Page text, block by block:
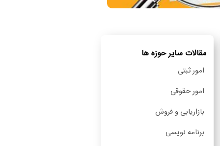
مقالات سایر حوزه ها
امور ثبتی
امور حقوقی
بازاریابی و فروش
برنامه نویسی